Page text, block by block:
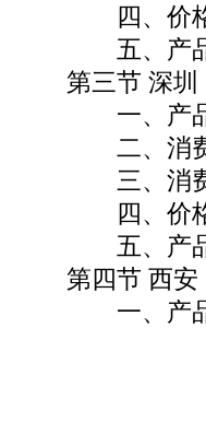
四、价格
五、产品
第三节 深圳
一、产品
二、消费
三、消费
四、价格
五、产品
第四节 西安
一、产品